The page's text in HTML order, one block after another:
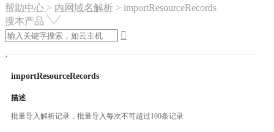
帮助中心 > 内网域名解析 > importResourceRecords
搜本产品

importResourceRecords
描述
批量导入解析记录，批量导入每次不可超过100条记录